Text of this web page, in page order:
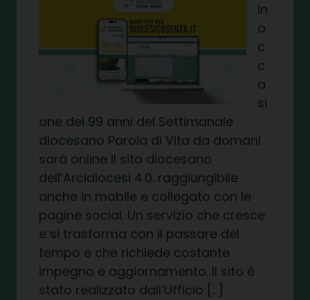
In
o
c
c
a
si
one dei 99 anni del Settimanale
diocesano Parola di Vita da domani
sarà online il sito diocesano
dell’Arcidiocesi 4.0. raggiungibile
anche in mobile e collegato con le
pagine social. Un servizio che cresce
e si trasforma con il passare del
tempo e che richiede costante
impegno e aggiornamento. Il sito è
stato realizzato dall’Ufficio […]